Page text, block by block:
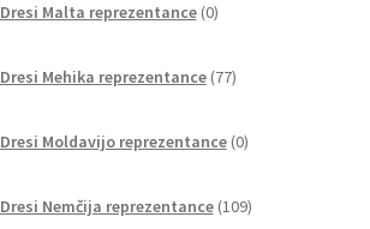
Dresi Malta reprezentance 0izdelkov
Dresi Mehika reprezentance 77izdelkov
Dresi Moldavijo reprezentance 0izdelkov
Dresi Nemčija reprezentance 109izdelkov